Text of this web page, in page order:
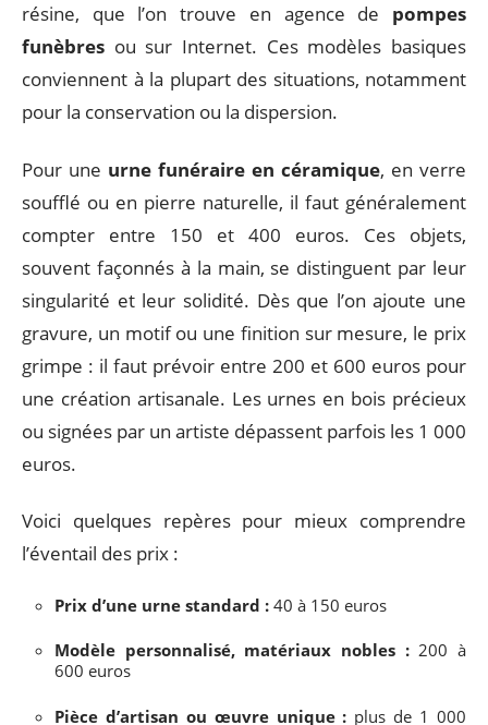
résine, que l’on trouve en agence de pompes
funèbres ou sur Internet. Ces modèles basiques
conviennent à la plupart des situations, notamment
pour la conservation ou la dispersion.
Pour une urne funéraire en céramique, en verre
soufflé ou en pierre naturelle, il faut généralement
compter entre 150 et 400 euros. Ces objets,
souvent façonnés à la main, se distinguent par leur
singularité et leur solidité. Dès que l’on ajoute une
gravure, un motif ou une finition sur mesure, le prix
grimpe : il faut prévoir entre 200 et 600 euros pour
une création artisanale. Les urnes en bois précieux
ou signées par un artiste dépassent parfois les 1 000
euros.
Voici quelques repères pour mieux comprendre
l’éventail des prix :
Prix d’une urne standard : 40 à 150 euros
Modèle personnalisé, matériaux nobles :200 à
600 euros
Pièce d’artisan ou œuvre unique : plus de 1 000